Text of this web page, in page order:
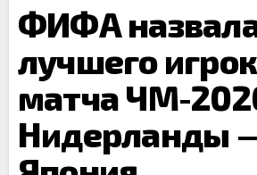
ФИФА
лучшего
матча ЧМ-
Нидерланды